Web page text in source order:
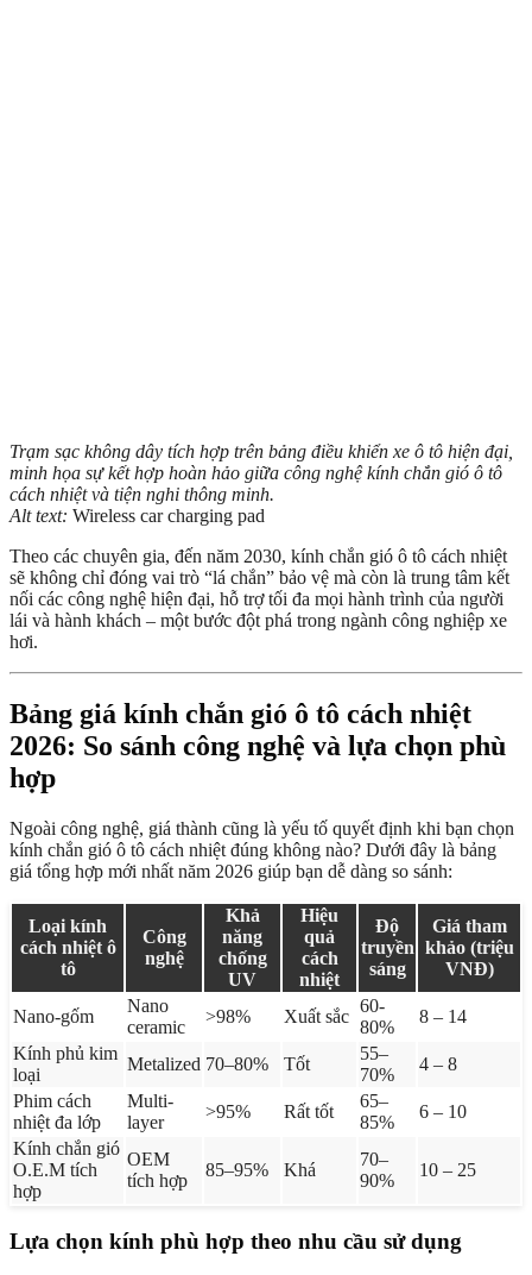
Trạm sạc không dây tích hợp trên bảng điều khiển xe ô tô hiện đại,
minh họa sự kết hợp hoàn hảo giữa công nghệ kính chắn gió ô tô
cách nhiệt và tiện nghi thông minh.
Alt text: Wireless car charging pad
Theo các chuyên gia, đến năm 2030, kính chắn gió ô tô cách nhiệt
sẽ không chỉ đóng vai trò “lá chắn” bảo vệ mà còn là trung tâm kết
nối các công nghệ hiện đại, hỗ trợ tối đa mọi hành trình của người
lái và hành khách – một bước đột phá trong ngành công nghiệp xe
hơi.
Bảng giá kính chắn gió ô tô cách nhiệt
2026: So sánh công nghệ và lựa chọn phù
hợp
Ngoài công nghệ, giá thành cũng là yếu tố quyết định khi bạn chọn
kính chắn gió ô tô cách nhiệt đúng không nào? Dưới đây là bảng
giá tổng hợp mới nhất năm 2026 giúp bạn dễ dàng so sánh:
Loại kính
cách nhiệt ô
tô
Công
nghệ
Khả
năng
chống
UV
Hiệu
quả
cách
nhiệt
Độ
truyền
sáng
Giá tham
khảo (triệu
VNĐ)
Nano-gốm
Nano
ceramic
>98% Xuất sắc
60-
80%
8 – 14
Kính phủ kim
loại
Metalized 70–80% Tốt
55–
70%
4 – 8
Phim cách
nhiệt đa lớp
Multi-
layer
>95% Rất tốt
65–
85%
6 – 10
Kính chắn gió
O.E.M tích
hợp
OEM
tích hợp
85–95% Khá
70–
90%
10 – 25
Lựa chọn kính phù hợp theo nhu cầu sử dụng